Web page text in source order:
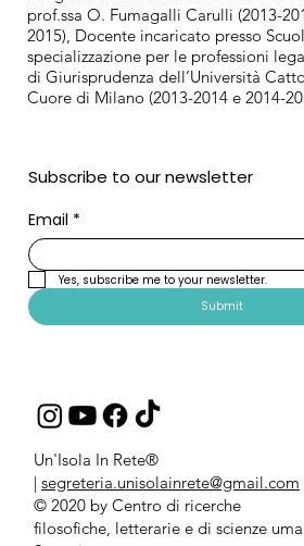
prof.ssa O. Fumagalli Carulli (2013-
2015), Docente incaricato presso
specializzazione per le professioni
di Giurisprudenza dell’Università
Cuore di Milano (2013-2014 e 2014-
Un'Isola In Rete®
| segreteria.unisolainrete@gmail.com
© 2020 by Centro di ricerche
filosofiche, letterarie e di scienze
Subscribe to our newsletter
Email *
Yes, subscribe me to your newsletter.
Submit